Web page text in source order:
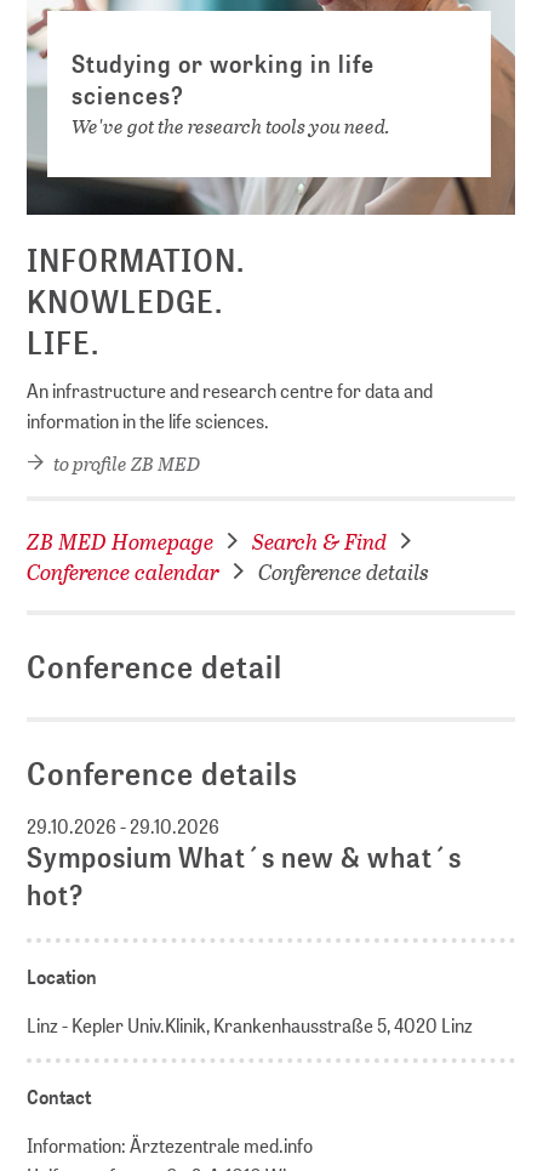
Studying or working in life
sciences?
We've got the research tools you need.
INFORMATION.
KNOWLEDGE.
LIFE.
An infrastructure and research centre for data and
information in the life sciences.
to profile ZB MED
ZB MED Homepage
Search & Find
Conference calendar
Conference details
Conference detail
Conference details
29.10.2026 - 29.10.2026
Symposium What´s new & what´s
hot?
Location
Linz - Kepler Univ.Klinik, Krankenhausstraße 5, 4020 Linz
Contact
Information: Ärztezentrale med.info